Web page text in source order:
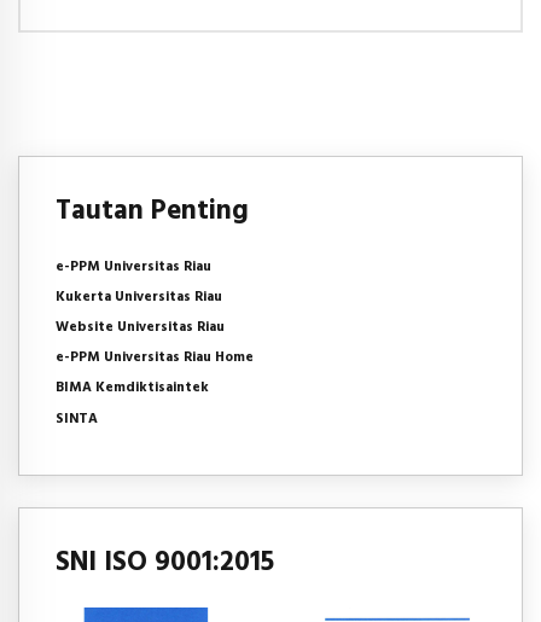
Tautan Penting
e-PPM Universitas Riau
Kukerta Universitas Riau
Website Universitas Riau
e-PPM Universitas Riau Home
BIMA Kemdiktisaintek
SINTA
SNI ISO 9001:2015